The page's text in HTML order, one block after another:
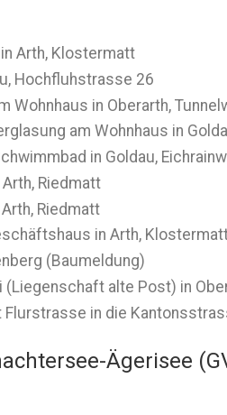
Arth, Klostermatt
Hochfluhstrasse 26
Wohnhaus in Oberarth,
am Wohnhaus in
in Goldau,
Riedmatt
Riedmatt
in Arth,
(Baumeldung)
(Liegenschaft alte Post) in
in die
Ägerisee